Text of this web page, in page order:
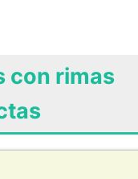
con rimas